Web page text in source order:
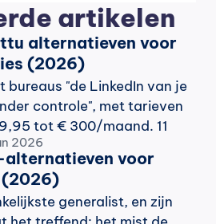
artikelen
alternatieven voor
(2026)
"de LinkedIn van je
controle", met tarieven
tot € 300/maand. 11
vergeleken met
2026
alternatieven voor
generalist, en zijn